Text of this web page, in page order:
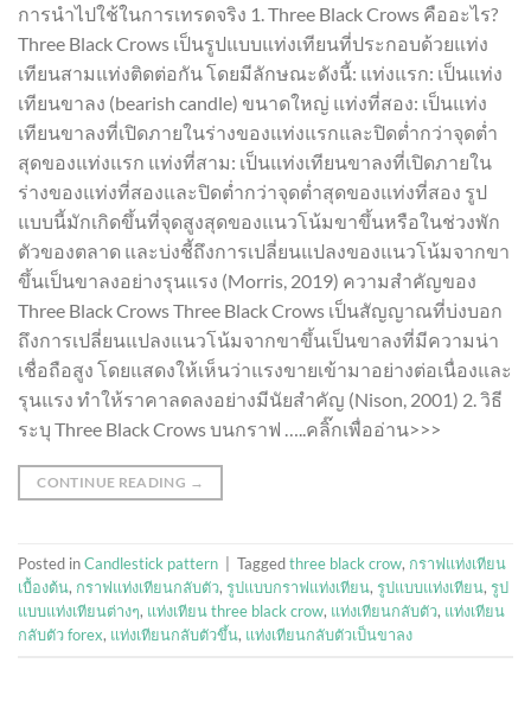
การนำไปใช้ในการเทรดจริง 1. Three Black Crows คืออะไร?
Three Black Crows เป็นรูปแบบแท่งเทียนที่ประกอบด้วยแท่ง
เทียนสามแท่งติดต่อกัน โดยมีลักษณะดังนี้: แท่งแรก: เป็นแท่ง
เทียนขาลง (bearish candle) ขนาดใหญ่ แท่งที่สอง: เป็นแท่ง
เทียนขาลงที่เปิดภายในร่างของแท่งแรกและปิดต่ำกว่าจุดต่ำ
สุดของแท่งแรก แท่งที่สาม: เป็นแท่งเทียนขาลงที่เปิดภายใน
ร่างของแท่งที่สองและปิดต่ำกว่าจุดต่ำสุดของแท่งที่สอง รูป
แบบนี้มักเกิดขึ้นที่จุดสูงสุดของแนวโน้มขาขึ้นหรือในช่วงพัก
ตัวของตลาด และบ่งชี้ถึงการเปลี่ยนแปลงของแนวโน้มจากขา
ขึ้นเป็นขาลงอย่างรุนแรง (Morris, 2019) ความสำคัญของ
Three Black Crows Three Black Crows เป็นสัญญาณที่บ่งบอก
ถึงการเปลี่ยนแปลงแนวโน้มจากขาขึ้นเป็นขาลงที่มีความน่า
เชื่อถือสูง โดยแสดงให้เห็นว่าแรงขายเข้ามาอย่างต่อเนื่องและ
รุนแรง ทำให้ราคาลดลงอย่างมีนัยสำคัญ (Nison, 2001) 2. วิธี
ระบุ Three Black Crows บนกราฟ …..คลิ๊กเพื่ออ่าน>>>
CONTINUE READING →
Posted inCandlestick pattern Taggedthree black crow, กราฟแท่งเทียน
เบื้องต้น, กราฟแท่งเทียนกลับตัว, รูปแบบกราฟแท่งเทียน, รูปแบบแท่งเทียน, รูป
แบบแท่งเทียนต่างๆ, แท่งเทียน three black crow, แท่งเทียนกลับตัว, แท่งเทียน
กลับตัว forex, แท่งเทียนกลับตัวขึ้น, แท่งเทียนกลับตัวเป็นขาลง